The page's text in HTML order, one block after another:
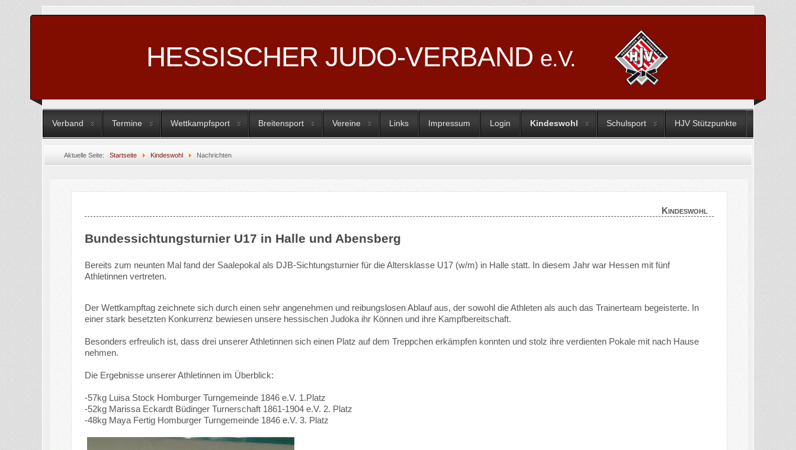
HESSISCHER JUDO-VERBAND e.V.
Verband Termine Wettkampfsport Breitensport Vereine Links Impressum Login Kindeswohl Schulsport HJV Stützpunkte
Aktuelle Seite:Startseite Kindeswohl Nachrichten
Kindeswohl
Bundessichtungsturnier U17 in Halle und Abensberg
Bereits zum neunten Mal fand der Saalepokal als DJB-Sichtungsturnier für die Altersklasse U17 (w/m) in Halle statt. In diesem Jahr war Hessen mit fünf
Athletinnen vertreten.
Der Wettkampftag zeichnete sich durch einen sehr angenehmen und reibungslosen Ablauf aus, der sowohl die Athleten als auch das Trainerteam begeisterte. In
einer stark besetzten Konkurrenz bewiesen unsere hessischen Judoka ihr Können und ihre Kampfbereitschaft.
Besonders erfreulich ist, dass drei unserer Athletinnen sich einen Platz auf dem Treppchen erkämpfen konnten und stolz ihre verdienten Pokale mit nach Hause
nehmen.
Die Ergebnisse unserer Athletinnen im Überblick:
-57kg Luisa Stock Homburger Turngemeinde 1846 e.V. 1.Platz
-52kg Marissa Eckardt Büdinger Turnerschaft 1861-1904 e.V. 2. Platz
-48kg Maya Fertig Homburger Turngemeinde 1846 e.V. 3. Platz